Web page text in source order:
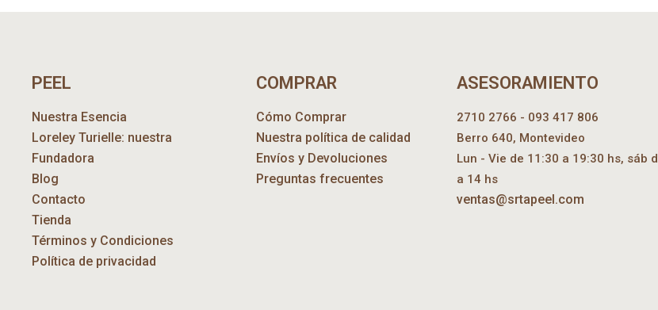
PEEL
Nuestra Esencia
Loreley Turielle: nuestra
Fundadora
Blog
Contacto
Tienda
Términos y Condiciones
Política de privacidad
COMPRAR
Cómo Comprar
Nuestra política de calidad
Envíos y Devoluciones
Preguntas frecuentes
ASESORAMIENTO
2710 2766 - 093 417 806
Berro 640, Montevideo
Lun - Vie de 11:30 a 19:30 hs, sáb
a 14 hs
ventas@srtapeel.com